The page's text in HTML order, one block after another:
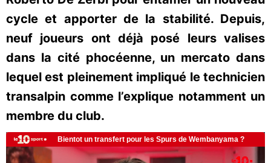
cycle et apporter de la stabilité. Depuis,
neuf joueurs ont déjà posé leurs valises
dans la cité phocéenne, un mercato dans
lequel est pleinement impliqué le technicien
transalpin comme l’explique notamment un
membre du club.